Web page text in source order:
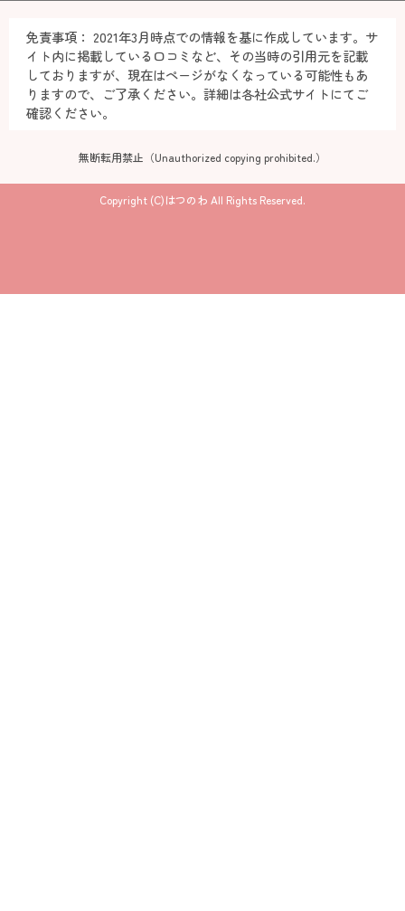
免責事項： 2021年3月時点での情報を基に作成しています。サ
イト内に掲載している口コミなど、その当時の引用元を記載
しておりますが、現在はページがなくなっている可能性もあ
りますので、ご了承ください。詳細は各社公式サイトにてご
確認ください。
無断転用禁止（Unauthorized copying prohibited.）
Copyright (C)はつのわ All Rights Reserved.